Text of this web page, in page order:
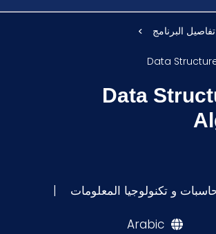
تفاصيل البرنامج
Data
Data
و تكنولوجيا المعلومات |
Arabic